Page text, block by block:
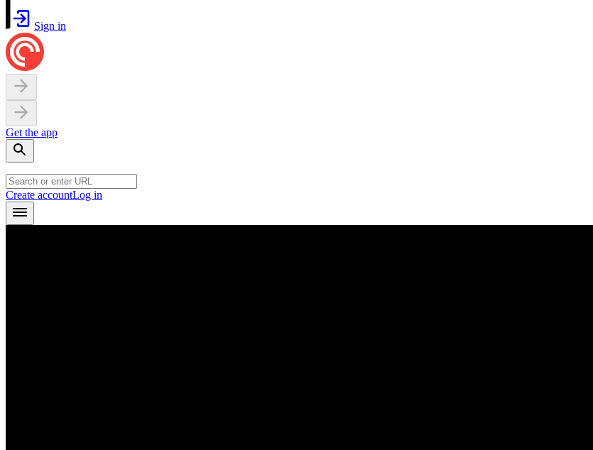
Sign in
Get the app
Create accountLog in